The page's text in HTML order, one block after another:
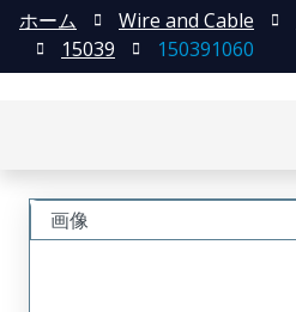
ホーム Wire and Cable
15039
150391060
画像